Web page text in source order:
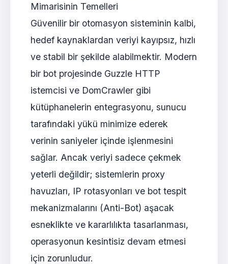
Mimarisinin Temelleri
Güvenilir bir otomasyon sisteminin kalbi,
hedef kaynaklardan veriyi kayıpsız, hızlı
ve stabil bir şekilde alabilmektir. Modern
bir bot projesinde Guzzle HTTP
istemcisi ve DomCrawler gibi
kütüphanelerin entegrasyonu, sunucu
tarafındaki yükü minimize ederek
verinin saniyeler içinde işlenmesini
sağlar. Ancak veriyi sadece çekmek
yeterli değildir; sistemlerin proxy
havuzları, IP rotasyonları ve bot tespit
mekanizmalarını (Anti-Bot) aşacak
esneklikte ve kararlılıkta tasarlanması,
operasyonun kesintisiz devam etmesi
için zorunludur.